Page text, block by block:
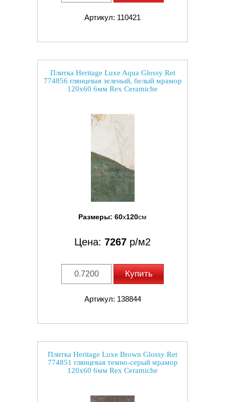
Артикул: 110421
Плитка Heritage Luxe Aqua Glossy Ret
774856 глянцевая зеленый, белый мрамор
120x60 6мм Rex Ceramiche
Размеры: 60x120см
Цена: 7267 р/м2
Купить
Артикул: 138844
Плитка Heritage Luxe Brown Glossy Ret
774851 глянцевая темно-серый мрамор
120x60 6мм Rex Ceramiche